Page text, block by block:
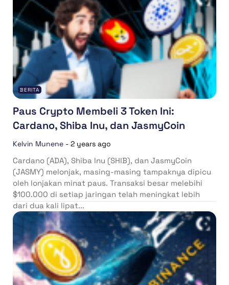
BERITA
Paus Crypto Membeli 3 Token Ini:
Cardano, Shiba Inu, dan JasmyCoin
Kelvin Munene - 2 years ago
Cardano (ADA), Shiba Inu (SHIB), dan JasmyCoin
(JASMY) melonjak, masing-masing tampaknya dipicu
oleh lonjakan minat paus. Transaksi besar melebihi
$100.000 di setiap jaringan telah meningkat lebih
dari dua kali lipat...